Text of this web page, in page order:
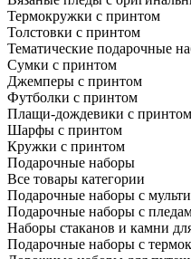
Термокружки с принтом
Толстовки с принтом
Тематические подарочные
Сумки с принтом
Джемперы с принтом
Футболки с принтом
Плащи-дождевики с принтом
Шарфы с принтом
Кружки с принтом
Подарочные наборы
Все товары категории
Подарочные наборы с
Подарочные наборы с
Наборы стаканов и камни
Подарочные наборы с